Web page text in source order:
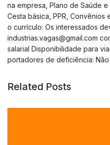
na empresa, Plano de Saúde
Cesta básica, PPR, Convênios
o currículo: Os interessados
industrias.vagas@gmail.com
salarial Disponibilidade para
portadores de deficiência:
Related Posts